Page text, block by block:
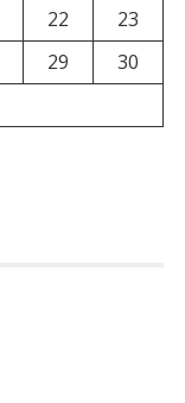
22
23
29
30